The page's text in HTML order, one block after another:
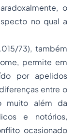
o
no qual a
73), também
permite em
por apelidos
entre o
muito além da
e notórios,
ocasionado